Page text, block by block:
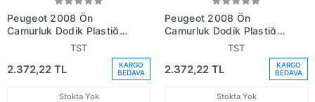
Peugeot 2008 Ön
Çamurluk Dodik Plastiği
Sağ 2016- (Oem No:
TST
2.372,22 TL
KARGO
BEDAVA
Stokta Yok
Peugeot 2008 Ön
Çamurluk Dodik Plastiği
Sol 2016- (Oem No:
TST
2.372,22 TL
KARGO
BEDAVA
Stokta Yok